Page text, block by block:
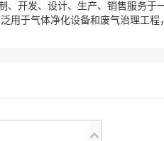
、开发、设计、生产、销售服务
用于气体净化设备和废气治理工